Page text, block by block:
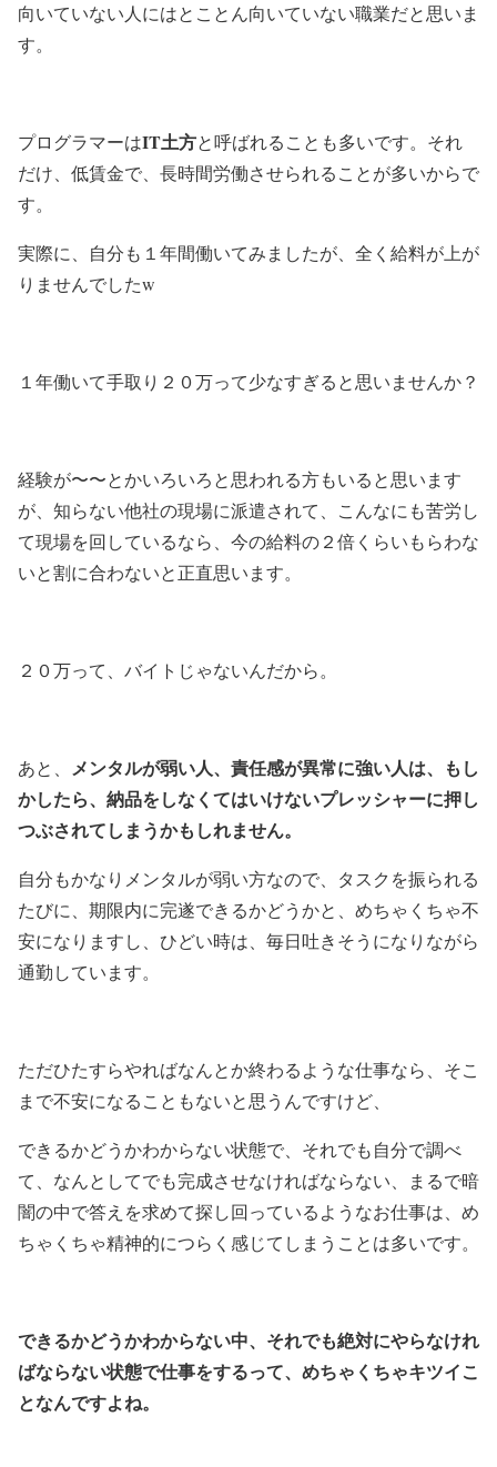
向いていない人にはとことん向いていない職業だと思いま
す。
プログラマーはIT土方と呼ばれることも多いです。それ
だけ、低賃金で、長時間労働させられることが多いからで
す。
実際に、自分も１年間働いてみましたが、全く給料が上が
りませんでしたw
１年働いて手取り２０万って少なすぎると思いませんか？
経験が〜〜とかいろいろと思われる方もいると思います
が、知らない他社の現場に派遣されて、こんなにも苦労し
て現場を回しているなら、今の給料の２倍くらいもらわな
いと割に合わないと正直思います。
２０万って、バイトじゃないんだから。
あと、 メンタルが弱い人、責任感が異常に強い人は、もし
かしたら、納品をしなくてはいけないプレッシャーに押し
つぶされてしまうかもしれません。
自分もかなりメンタルが弱い方なので、タスクを振られる
たびに、期限内に完遂できるかどうかと、めちゃくちゃ不
安になりますし、ひどい時は、毎日吐きそうになりながら
通勤しています。
ただひたすらやればなんとか終わるような仕事なら、そこ
まで不安になることもないと思うんですけど、
できるかどうかわからない状態で、それでも自分で調べ
て、なんとしてでも完成させなければならない、まるで暗
闇の中で答えを求めて探し回っているようなお仕事は、め
ちゃくちゃ精神的につらく感じてしまうことは多いです。
できるかどうかわからない中、それでも絶対にやらなけれ
ばならない状態で仕事をするって、めちゃくちゃキツイこ
となんですよね。